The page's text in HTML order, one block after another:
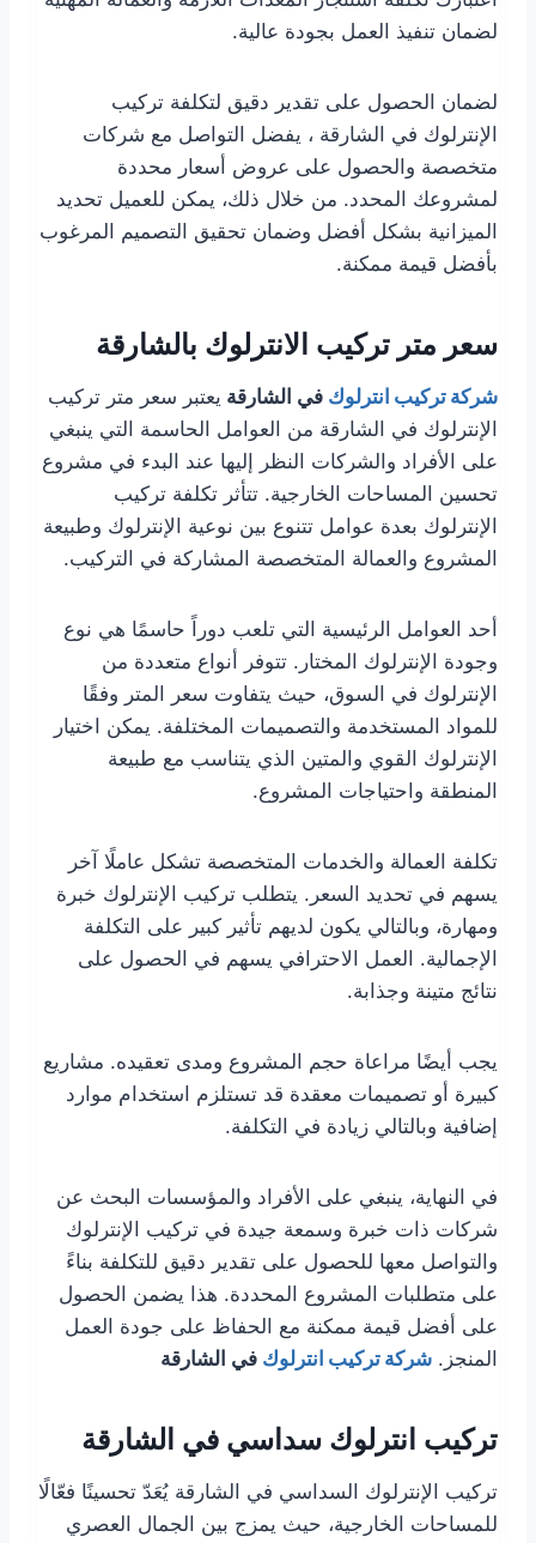
لضمان تنفيذ العمل بجودة عالية.
لضمان الحصول على تقدير دقيق لتكلفة تركيب
الإنترلوك في الشارقة ، يفضل التواصل مع شركات
متخصصة والحصول على عروض أسعار محددة
لمشروعك المحدد. من خلال ذلك، يمكن للعميل تحديد
الميزانية بشكل أفضل وضمان تحقيق التصميم المرغوب
بأفضل قيمة ممكنة.
سعر متر تركيب الانترلوك بالشارقة
شركة تركيب انترلوك في الشارقة يعتبر سعر متر تركيب
الإنترلوك في الشارقة من العوامل الحاسمة التي ينبغي
على الأفراد والشركات النظر إليها عند البدء في مشروع
تحسين المساحات الخارجية. تتأثر تكلفة تركيب
الإنترلوك بعدة عوامل تتنوع بين نوعية الإنترلوك وطبيعة
المشروع والعمالة المتخصصة المشاركة في التركيب.
أحد العوامل الرئيسية التي تلعب دوراً حاسمًا هي نوع
وجودة الإنترلوك المختار. تتوفر أنواع متعددة من
الإنترلوك في السوق، حيث يتفاوت سعر المتر وفقًا
للمواد المستخدمة والتصميمات المختلفة. يمكن اختيار
الإنترلوك القوي والمتين الذي يتناسب مع طبيعة
المنطقة واحتياجات المشروع.
تكلفة العمالة والخدمات المتخصصة تشكل عاملًا آخر
يسهم في تحديد السعر. يتطلب تركيب الإنترلوك خبرة
ومهارة، وبالتالي يكون لديهم تأثير كبير على التكلفة
الإجمالية. العمل الاحترافي يسهم في الحصول على
نتائج متينة وجذابة.
يجب أيضًا مراعاة حجم المشروع ومدى تعقيده. مشاريع
كبيرة أو تصميمات معقدة قد تستلزم استخدام موارد
إضافية وبالتالي زيادة في التكلفة.
في النهاية، ينبغي على الأفراد والمؤسسات البحث عن
شركات ذات خبرة وسمعة جيدة في تركيب الإنترلوك
والتواصل معها للحصول على تقدير دقيق للتكلفة بناءً
على متطلبات المشروع المحددة. هذا يضمن الحصول
على أفضل قيمة ممكنة مع الحفاظ على جودة العمل
المنجز. شركة تركيب انترلوك في الشارقة
تركيب انترلوك سداسي في الشارقة
تركيب الإنترلوك السداسي في الشارقة يُعَدّ تحسينًا فعّالًا
للمساحات الخارجية، حيث يمزج بين الجمال العصري